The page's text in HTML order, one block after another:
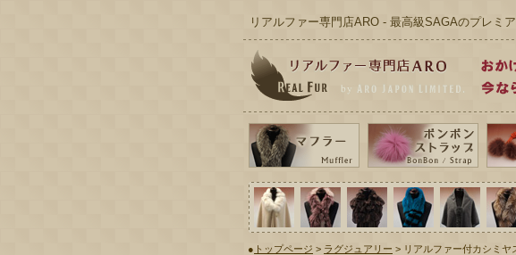
リアルファー専門店ARO - 最高級SAGAのプレミ
● トップページ > ラグジュアリー > リアルファー付カシミヤ